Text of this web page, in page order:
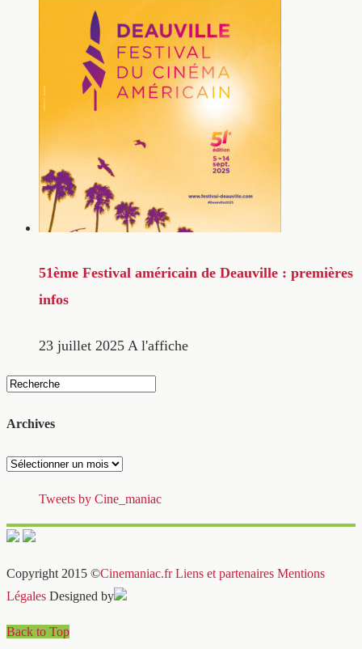
51ème Festival américain de Deauville : premières
infos
23 juillet 2025 A l'affiche
Archives
Archives
Tweets by Cine_maniac
Copyright 2015 ©Cinemaniac.fr Liens et partenaires Mentions
Légales Designed by
Back to Top